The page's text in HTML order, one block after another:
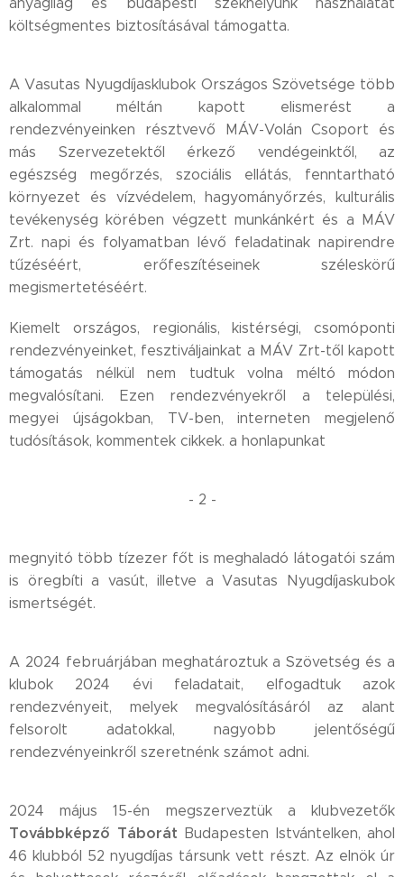
költségmentes biztosításával támogatta.
A Vasutas Nyugdíjasklubok Országos Szövetsége több
alkalommal méltán kapott elismerést a
rendezvényeinken résztvevő MÁV-Volán Csoport és
más Szervezetektől érkező vendégeinktől, az
egészség megőrzés, szociális ellátás, fenntartható
környezet és vízvédelem, hagyományőrzés, kulturális
tevékenység körében végzett munkánkért és a MÁV
Zrt. napi és folyamatban lévő feladatinak napirendre
tűzéséért, erőfeszítéseinek széleskörű
megismertetéséért.
Kiemelt országos, regionális, kistérségi, csomóponti
rendezvényeinket, fesztiváljainkat a MÁV Zrt-től kapott
támogatás nélkül nem tudtuk volna méltó módon
megvalósítani. Ezen rendezvényekről a települési,
megyei újságokban, TV-ben, interneten megjelenő
tudósítások, kommentek cikkek. a honlapunkat
- 2 -
megnyitó több tízezer főt is meghaladó látogatói szám
is öregbíti a vasút, illetve a Vasutas Nyugdíjaskubok
ismertségét.
A 2024 februárjában meghatároztuk a Szövetség és a
klubok 2024 évi feladatait, elfogadtuk azok
rendezvényeit, melyek megvalósításáról az alant
felsorolt adatokkal, nagyobb jelentőségű
rendezvényeinkről szeretnénk számot adni.
2024 május 15-én megszerveztük a klubvezetők
Továbbképző Táborát Budapesten Istvántelken, ahol
46 klubból 52 nyugdíjas társunk vett részt. Az elnök úr